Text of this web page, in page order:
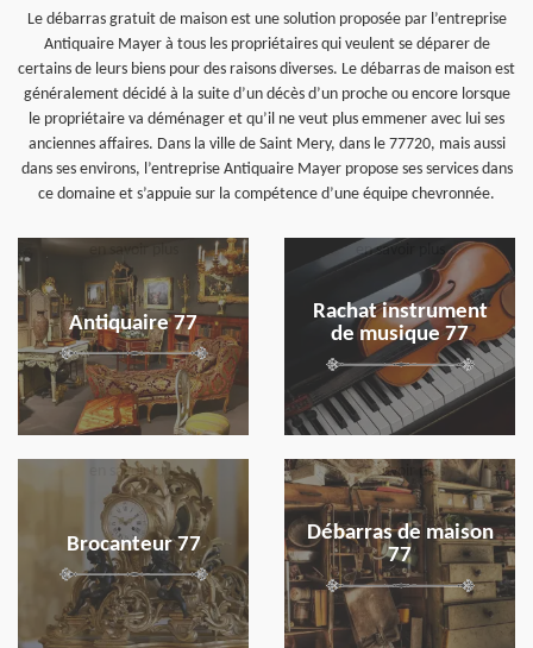
Le débarras gratuit de maison est une solution proposée par l’entreprise
Antiquaire Mayer à tous les propriétaires qui veulent se déparer de
certains de leurs biens pour des raisons diverses. Le débarras de maison est
généralement décidé à la suite d’un décès d’un proche ou encore lorsque
le propriétaire va déménager et qu’il ne veut plus emmener avec lui ses
anciennes affaires. Dans la ville de Saint Mery, dans le 77720, mais aussi
dans ses environs, l’entreprise Antiquaire Mayer propose ses services dans
ce domaine et s’appuie sur la compétence d’une équipe chevronnée.
Antiquaire 77
en savoir plus
Rachat instrument
de musique 77
en savoir plus
Brocanteur 77
en savoir plus
Débarras de maison
77
en savoir plus